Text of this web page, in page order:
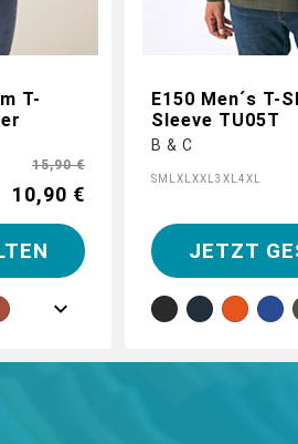
T-
15,90 €
10,90 €
E150 Men´s T-
Sleeve TU05T
B & C
S M LXLXXL3XL4XL
JETZT